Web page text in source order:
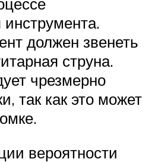
должен звенеть
струна.
чрезмерно
так как это может
вероятности